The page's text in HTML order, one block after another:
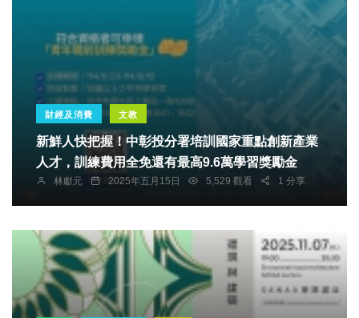
財經及消費 文教
新鮮人快把握！中彰投分署培訓國家重點創新產業
人才，訓練費用全免還有最高9.6萬學習獎勵金
林獻元 2025年五月15日 5,529 觀看 1 分享